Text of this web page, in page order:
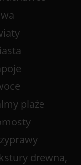
plaże
drewna,